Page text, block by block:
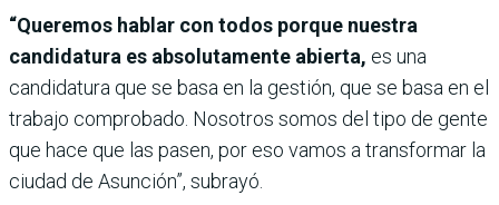
“Queremos hablar con todos porque nuestra
candidatura es absolutamente abierta, es una
candidatura que se basa en la gestión, que se basa en el
trabajo comprobado. Nosotros somos del tipo de gente
que hace que las pasen, por eso vamos a transformar la
ciudad de Asunción”, subrayó.